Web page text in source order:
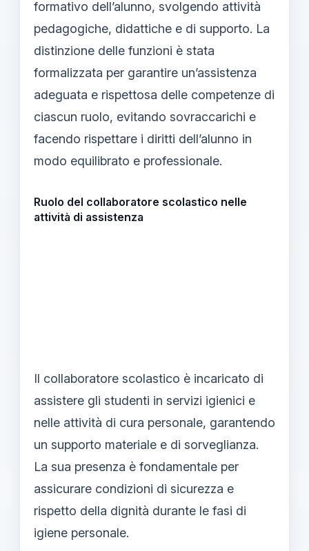
formativo dell’alunno, svolgendo attività
pedagogiche, didattiche e di supporto. La
distinzione delle funzioni è stata
formalizzata per garantire un’assistenza
adeguata e rispettosa delle competenze di
ciascun ruolo, evitando sovraccarichi e
facendo rispettare i diritti dell’alunno in
modo equilibrato e professionale.
Ruolo del collaboratore scolastico nelle
attività di assistenza
Il collaboratore scolastico è incaricato di
assistere gli studenti in servizi igienici e
nelle attività di cura personale, garantendo
un supporto materiale e di sorveglianza.
La sua presenza è fondamentale per
assicurare condizioni di sicurezza e
rispetto della dignità durante le fasi di
igiene personale.